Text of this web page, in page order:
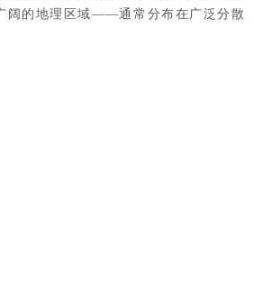
阔的地理区域——通常分布在广泛分散